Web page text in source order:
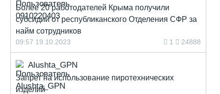
Более 20 работодателей Крыма получили
субсидии от республиканского Отделения СФР за
найм сотрудников
09:57 19.10.2023 1 24888
Alushta_GPN
Запрет на использование пиротехнических
изделий